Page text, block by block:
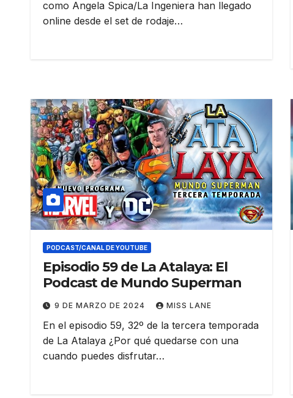
como Angela Spica/La Ingeniera han llegado
online desde el set de rodaje…
PODCAST/CANAL DE YOUTUBE
Episodio 59 de La Atalaya: El
Podcast de Mundo Superman
9 DE MARZO DE 2024 MISS LANE
En el episodio 59, 32º de la tercera temporada
de La Atalaya ¿Por qué quedarse con una
cuando puedes disfrutar…